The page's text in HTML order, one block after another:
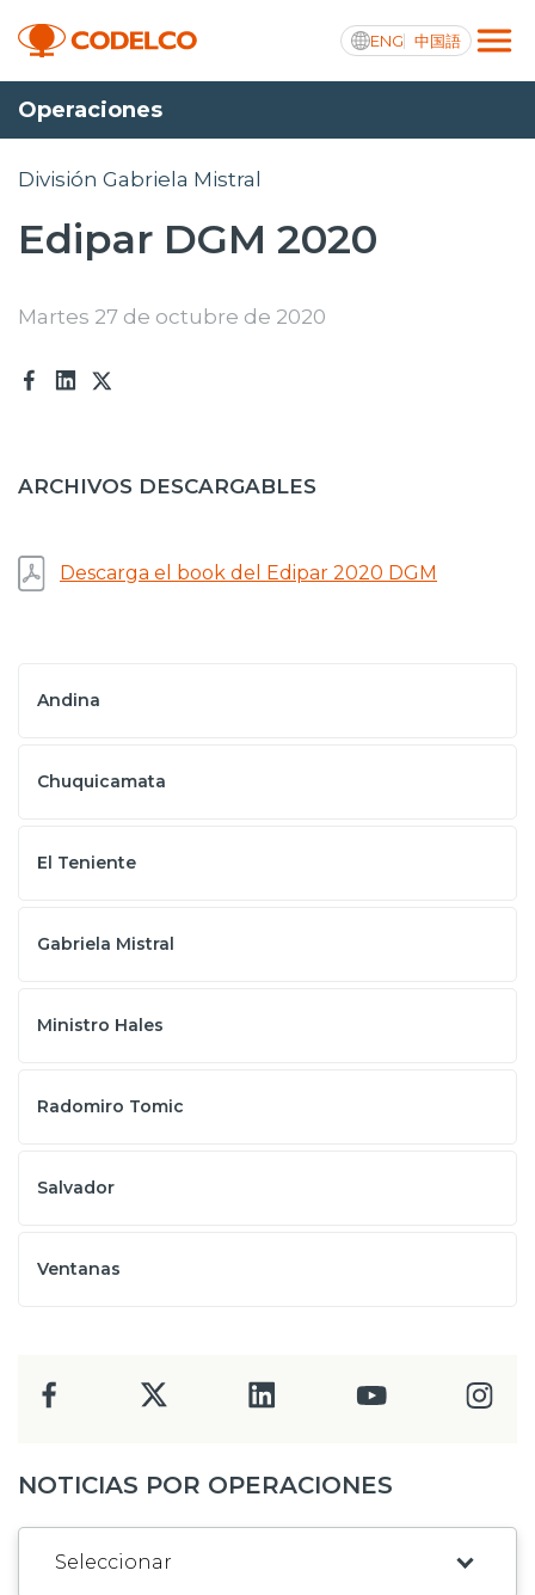
ENG 中国語
Transparencia activa
Nosotros
Operaciones
Proyectos
Prensa
Operaciones
División Gabriela Mistral
Edipar DGM 2020
Martes 27 de octubre de 2020
ARCHIVOS DESCARGABLES
Descarga el book del Edipar 2020 DGM
Andina
Chuquicamata
El Teniente
Gabriela Mistral
Ministro Hales
Radomiro Tomic
Salvador
Ventanas
NOTICIAS POR OPERACIONES